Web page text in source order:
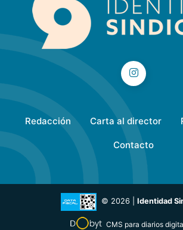
Redacción Carta al director
Contacto
© 2026 | Identidad
CMS para diarios